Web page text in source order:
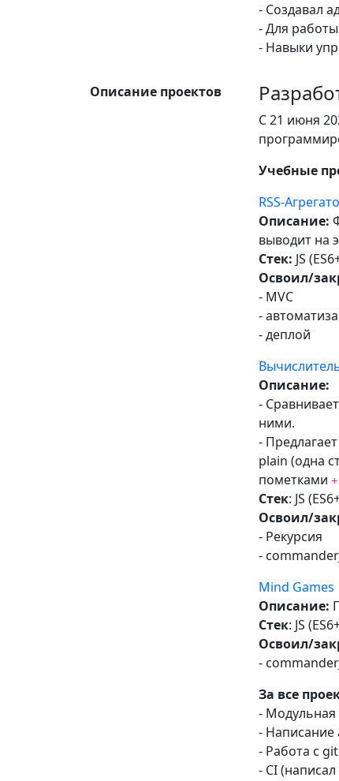
- Создавал
- Для
- Навыки
Описание проектов
С 21 июня
Учебные
RSS-
Описание:
выводит на
Стек: JS
Освоил/
- MVC
-
- деплой
Описание:
-
ними.
-
plain (одна
пометками +
Стек: JS
Освоил/
- Рекурсия
-
Mind Games
Описание:
Стек: JS
Освоил/
-
За все
- Модульная
- Написание
- Работа с
- CI